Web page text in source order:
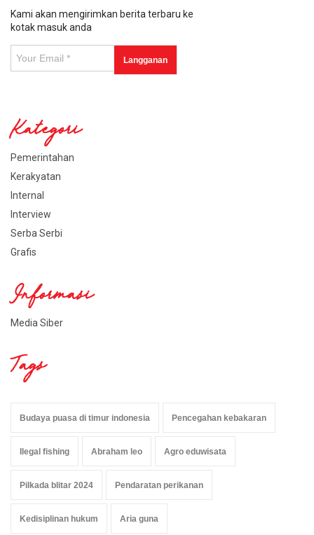
Kami akan mengirimkan berita terbaru ke
kotak masuk anda
Kategori
Pemerintahan
Kerakyatan
Internal
Interview
Serba Serbi
Grafis
Informasi
Media Siber
Tags
Budaya puasa di timur indonesia Pencegahan kebakaran
Ilegal fishing Abraham leo Agro eduwisata
Pilkada blitar 2024 Pendaratan perikanan
Kedisiplinan hukum Aria guna